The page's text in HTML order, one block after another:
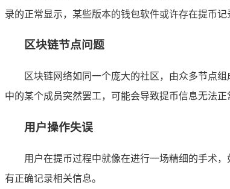
录的正常显示，某些版本的钱包软件或许存在提币
区块链节点问题
区块链网络如同一个庞大的社区，由众多节点
中的某个成员突然罢工，可能会导致提币信息无法
用户操作失误
用户在提币过程中就像在进行一场精细的手术
有正确记录相关信息。